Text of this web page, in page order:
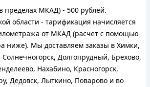
пределах МКАД) - 500 рублей.
области - тарификация начисляется
от МКАД (расчет с помощью
ниже). Мы доставляем заказы в Химки,
Солнечногорск, Долгопрудный, Брехово,
Нахабино, Красногорск,
Дедовск, Лыткино, Поварово и во